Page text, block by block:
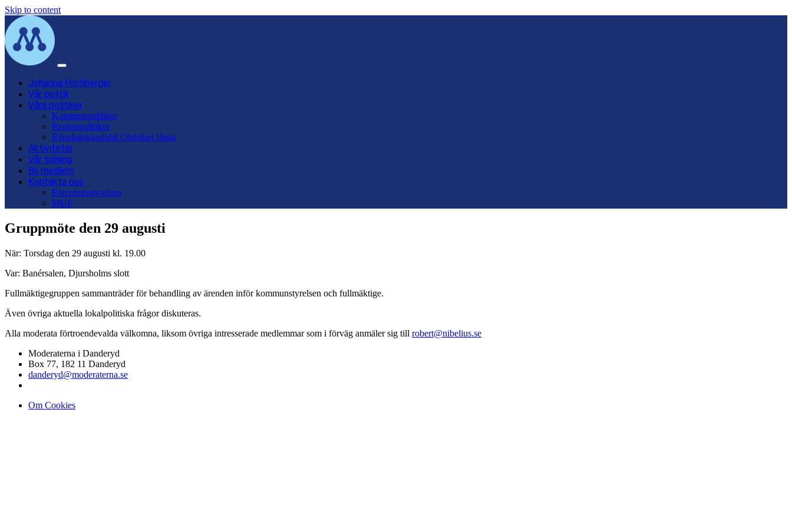
Skip to content
Main
Navigation
Johanna Hornberger
Vår politik
Våra politiker
Kommunpolitiker
Regionpolitiker
Riksdagskandidat Christian Hoas
Aktiviteter
Vår tidning
Bli medlem
Kontakta oss
Föreningsstyrelsen
MUF
Gruppmöte den 29 augusti
När: Torsdag den 29 augusti kl. 19.00
Var: Banérsalen, Djursholms slott
Fullmäktigegruppen sammanträder för behandling av ärenden inför kommunstyrelsen och fullmäktige.
Även övriga aktuella lokalpolitiska frågor diskuteras.
Alla moderata förtroendevalda välkomna, liksom övriga intresserade medlemmar som i förväg anmäler sig till robert@nibelius.se
Moderaterna i Danderyd
Box 77, 182 11 Danderyd
danderyd@moderaterna.se
Om Cookies